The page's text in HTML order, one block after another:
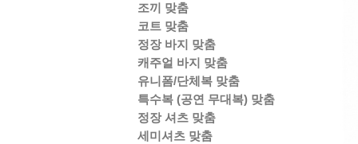
조끼 맞춤
코트 맞춤
정장 바지 맞춤
캐주얼 바지 맞춤
유니폼/단체복 맞춤
특수복 (공연 무대복) 맞춤
정장 셔츠 맞춤
세미셔츠 맞춤